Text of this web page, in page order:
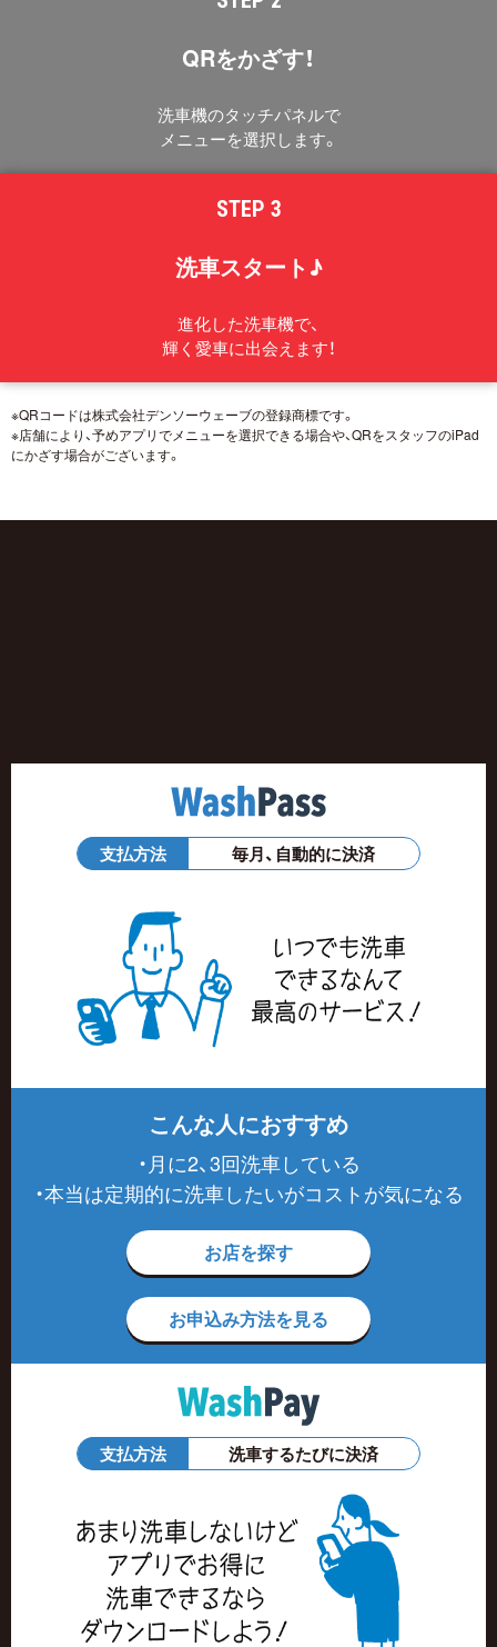
QRをかざす！
洗車機のタッチパネルで
メニューを選択します。
STEP 3
洗車スタート♪
進化した洗車機で、
輝く愛車に出会えます！
※QRコードは株式会社デンソーウェーブの登録商標です。
※店舗により、予めアプリでメニューを選択できる場合や、QRをスタッフのiPad
にかざす場合がございます。
支払方法 毎月、自動的に決済
こんな人におすすめ
・月に2、3回洗車している
・本当は定期的に洗車したいがコストが気になる
お店を探す
お申込み方法を見る
支払方法 洗車するたびに決済